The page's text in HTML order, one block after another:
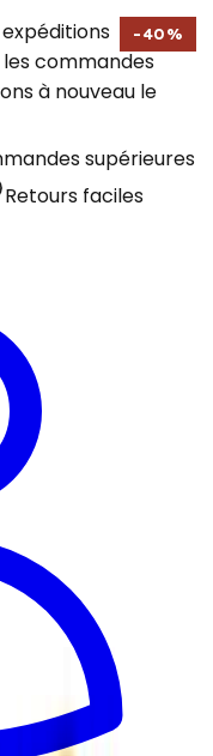
commandes
à nouveau le
supérieures
Retours faciles
- 40 %